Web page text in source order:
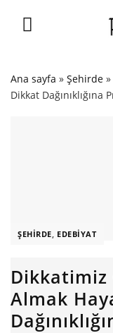
Ana sayfa » Şehirde »
Dikkat Dağınıklığına
ŞEHIRDE EDEBIYAT
Dikkatimiz
Almak